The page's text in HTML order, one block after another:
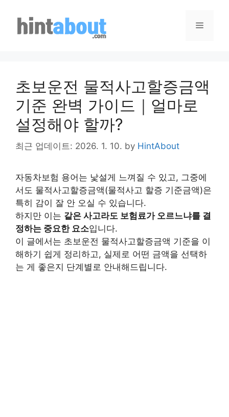
content
Menu
초보운전 물적사고할증금액
기준 완벽 가이드｜얼마로
설정해야 할까?
최근 업데이트: 2026. 1. 10. by HintAbout
자동차보험 용어는 낯설게 느껴질 수 있고, 그중에
서도 물적사고할증금액(물적사고 할증 기준금액)은
특히 감이 잘 안 오실 수 있습니다.
하지만 이는 같은 사고라도 보험료가 오르느냐를 결
정하는 중요한 요소입니다.
이 글에서는 초보운전 물적사고할증금액 기준을 이
해하기 쉽게 정리하고, 실제로 어떤 금액을 선택하
는 게 좋은지 단계별로 안내해드립니다.